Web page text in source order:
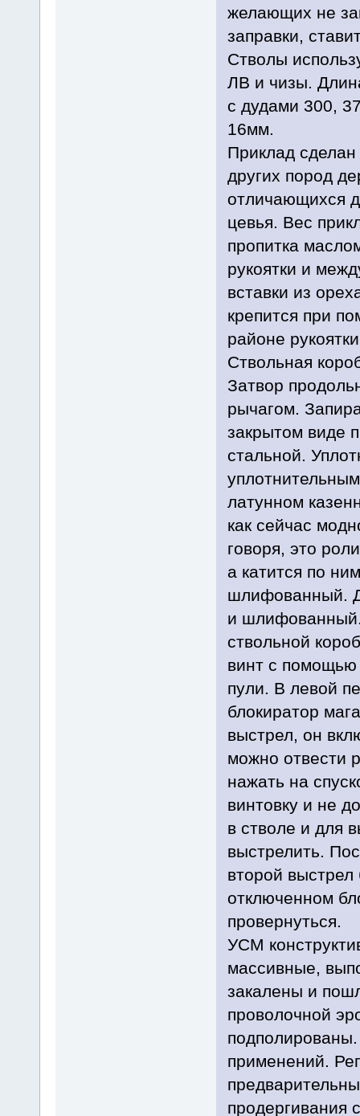
желающих не
заправки,
Стволы
ЛВ и чизы.
с дудами 300,
16мм.
Приклад
других пород
отличающихся
цевья. Вес
пропитка
рукоятки и
вставки из
крепится при
районе
Ствольная
Затвор
рычагом.
закрытом виде
стальной.
латунном
как сейчас
говоря, это
а катится по
шлифованный.
и шлифованный.
ствольной
винт с помощью
пули. В левой
блокиратор
выстрел, он
можно отвести
нажать на
винтовку и не
в стволе и для
выстрелить.
второй выстрел
отключенном
провернуться.
УСМ
массивные,
закалены и
проволочной
подполированы.
применений.
продергивания